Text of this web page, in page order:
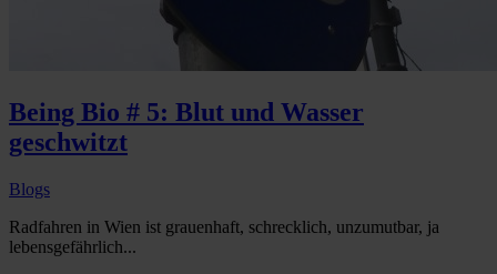
Being Bio # 5: Blut und Wasser
geschwitzt
Blogs
Radfahren in Wien ist grauenhaft, schrecklich, unzumutbar, ja
lebensgefährlich...